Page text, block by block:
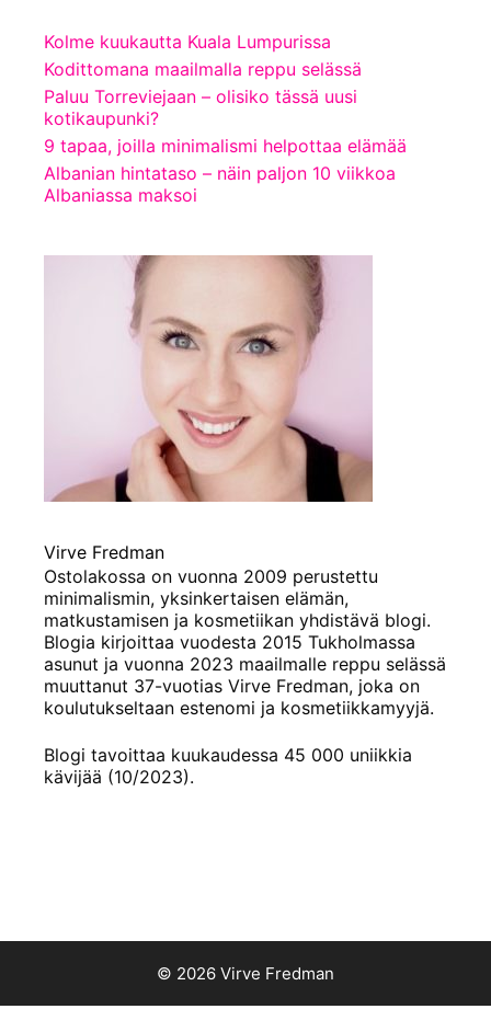
Kolme kuukautta Kuala Lumpurissa
Kodittomana maailmalla reppu selässä
Paluu Torreviejaan – olisiko tässä uusi
kotikaupunki?
9 tapaa, joilla minimalismi helpottaa elämää
Albanian hintataso – näin paljon 10 viikkoa
Albaniassa maksoi
Virve Fredman
Ostolakossa on vuonna 2009 perustettu
minimalismin, yksinkertaisen elämän,
matkustamisen ja kosmetiikan yhdistävä blogi.
Blogia kirjoittaa vuodesta 2015 Tukholmassa
asunut ja vuonna 2023 maailmalle reppu selässä
muuttanut 37-vuotias Virve Fredman, joka on
koulutukseltaan estenomi ja kosmetiikkamyyjä.
Blogi tavoittaa kuukaudessa 45 000 uniikkia
kävijää (10/2023).
© 2026 Virve Fredman